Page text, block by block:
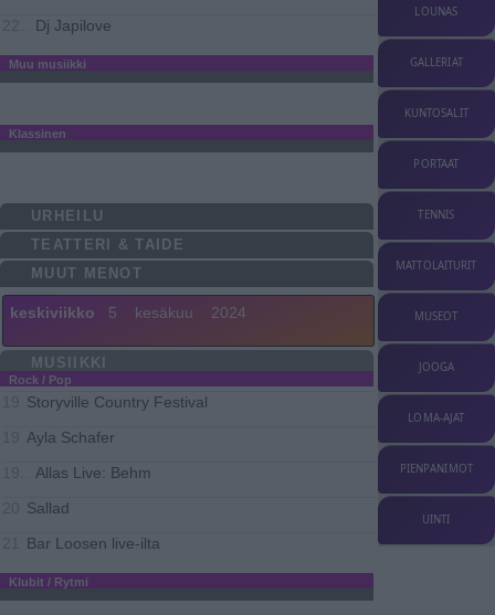
Dj Japilove
Muu musiikki
Klassinen
URHEILU
TEATTERI & TAIDE
MUUT MENOT
keskiviikko 5 kesäkuu 2024
MUSIIKKI
Rock / Pop
Storyville Country Festival
Ayla Schafer
Allas Live: Behm
Sallad
Bar Loosen live-ilta
Klubit / Rytmi
LOUNAS
GALLERIAT
KUNTOSALIT
PORTAAT
TENNIS
MATTOLAITURIT
MUSEOT
JOOGA
LOMA-AJAT
PIENPANIMOT
UINTI